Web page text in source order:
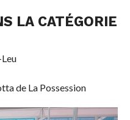
LA CATÉGORIE
de La Possession